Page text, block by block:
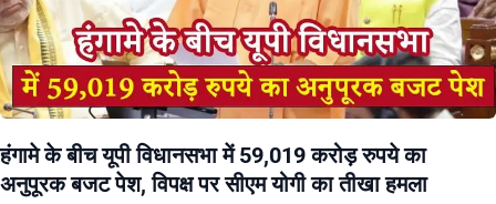
हंगामे के बीच यूपी विधानसभा में 59,019 करोड़ रुपये का
अनुपूरक बजट पेश, विपक्ष पर सीएम योगी का तीखा हमला